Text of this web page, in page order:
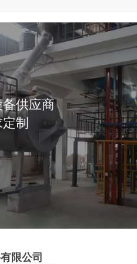
供应商
制
限公司